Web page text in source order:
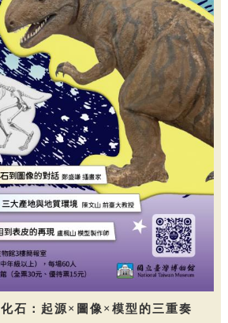
化石：起源×圖像×模型的三重奏